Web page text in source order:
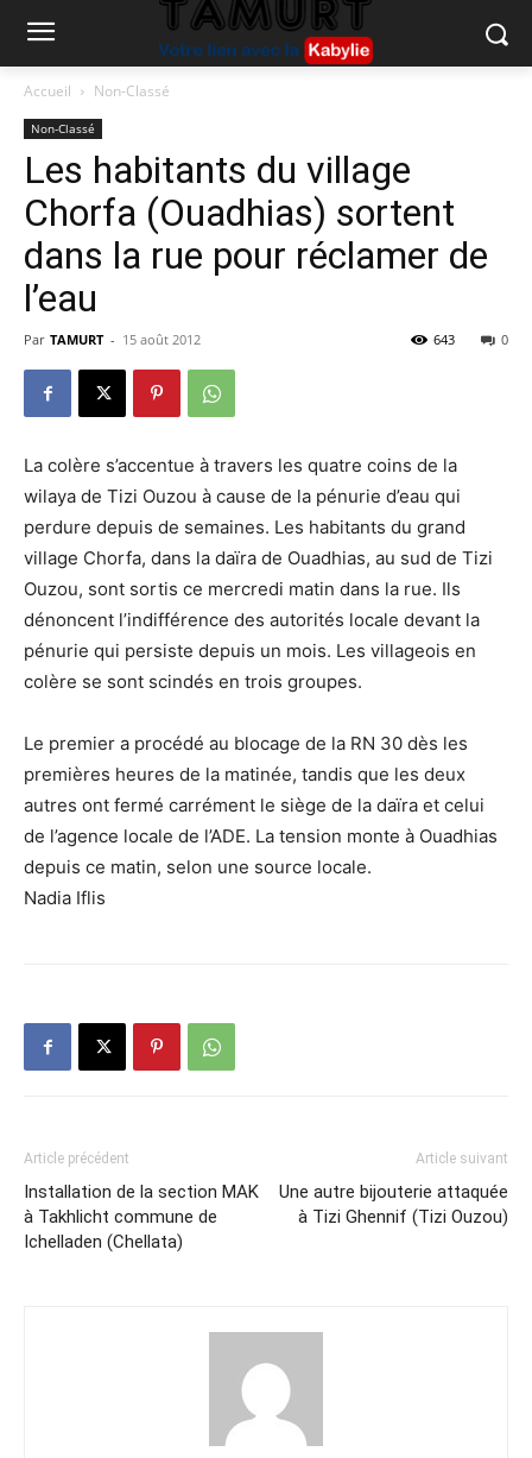
Accueil Non-Classé
Non-Classé
Les habitants du village
Chorfa (Ouadhias) sortent
dans la rue pour réclamer de
l’eau
Par TAMURT - 15 août 2012 0
643
La colère s’accentue à travers les quatre coins de la
wilaya de Tizi Ouzou à cause de la pénurie d’eau qui
perdure depuis de semaines. Les habitants du grand
village Chorfa, dans la daïra de Ouadhias, au sud de Tizi
Ouzou, sont sortis ce mercredi matin dans la rue. Ils
dénoncent l’indifférence des autorités locale devant la
pénurie qui persiste depuis un mois. Les villageois en
colère se sont scindés en trois groupes.
Le premier a procédé au blocage de la RN 30 dès les
premières heures de la matinée, tandis que les deux
autres ont fermé carrément le siège de la daïra et celui
de l’agence locale de l’ADE. La tension monte à Ouadhias
depuis ce matin, selon une source locale.
Nadia Iflis
Article précédent
Installation de la section MAK
à Takhlicht commune de
Ichelladen (Chellata)
Article suivant
Une autre bijouterie attaquée
à Tizi Ghennif (Tizi Ouzou)